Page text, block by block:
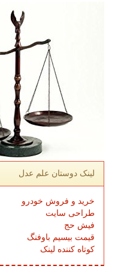
لینک دوستان علم عدل
خرید و فروش خودرو
طراحی سایت
فیش حج
قیمت بیسیم باوفنگ
کوتاه کننده لینک